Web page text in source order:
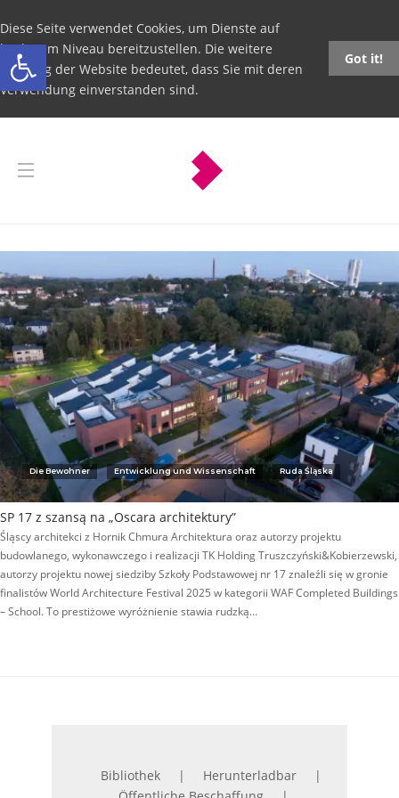
Open toolbar
Diese Seite verwendet Cookies, um Dienste auf
höchstem Niveau bereitzustellen. Die weitere
Nutzung der Website bedeutet, dass Sie mit deren
Verwendung einverstanden sind.
Got it!
Die Bewohner Entwicklung und Wissenschaft Ruda Śląska
SP 17 z szansą na „Oscara architektury”
Śląscy architekci z Hornik Chmura Architektura oraz autorzy projektu
budowlanego, wykonawczego i realizacji TK Holding Truszczyński&Kobierzewski,
autorzy projektu nowej siedziby Szkoły Podstawowej nr 17 znaleźli się w gronie
finalistów World Architecture Festival 2025 w kategorii WAF Completed Buildings
– School. To prestiżowe wyróżnienie stawia rudzką…
Bibliothek
Herunterladbar